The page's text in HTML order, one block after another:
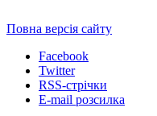
Повна версія сайту
Facebook
Twitter
RSS-стрічки
E-mail розсилка